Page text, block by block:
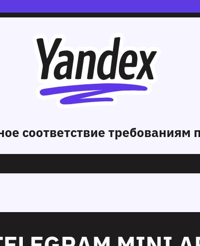
соответствие требованиям